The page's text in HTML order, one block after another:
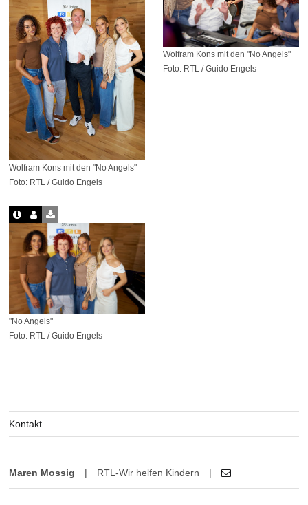
Wolfram Kons mit den "No Angels"
Foto: RTL / Guido Engels
Wolfram Kons mit den "No Angels"
Foto: RTL / Guido Engels
"No Angels"
Foto: RTL / Guido Engels
Kontakt
Maren Mossig | RTL-Wir helfen Kindern |